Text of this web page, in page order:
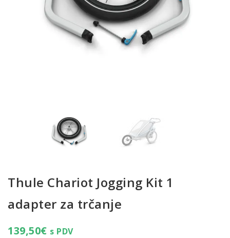
Thule Chariot Jogging Kit 1
adapter za trčanje
139,50€ s PDV